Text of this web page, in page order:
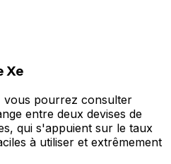
Xe
vous pourrez consulter
entre deux devises de
qui s'appuient sur le taux
à utiliser et extrêmement